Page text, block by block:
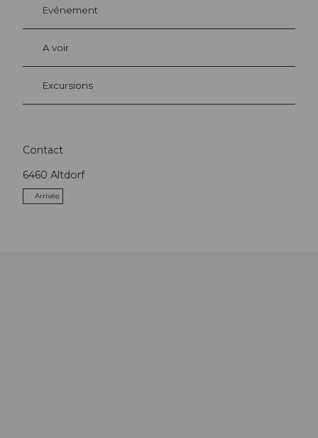
Evénement
A voir
Excursions
Contact
6460 Altdorf
Arrivée